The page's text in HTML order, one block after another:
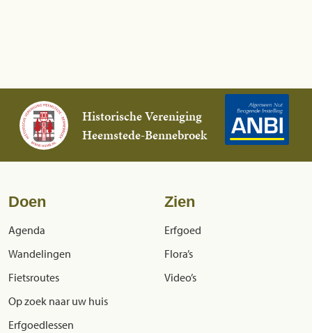
Historische Vereniging
Heemstede-Bennebroek
Doen
Agenda
Wandelingen
Fietsroutes
Op zoek naar uw huis
Erfgoedlessen
Zien
Erfgoed
Flora’s
Video’s